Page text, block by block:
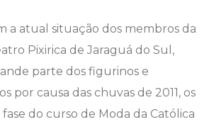
a atual situação dos membros da
Pixirica de Jaraguá do Sul,
parte dos figurinos e
por causa das chuvas de 2011, os
fase do curso de Moda da Católica